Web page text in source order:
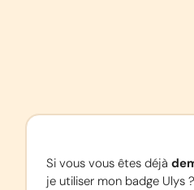
Si vous vous êtes déjà
je utiliser mon badge Ulys